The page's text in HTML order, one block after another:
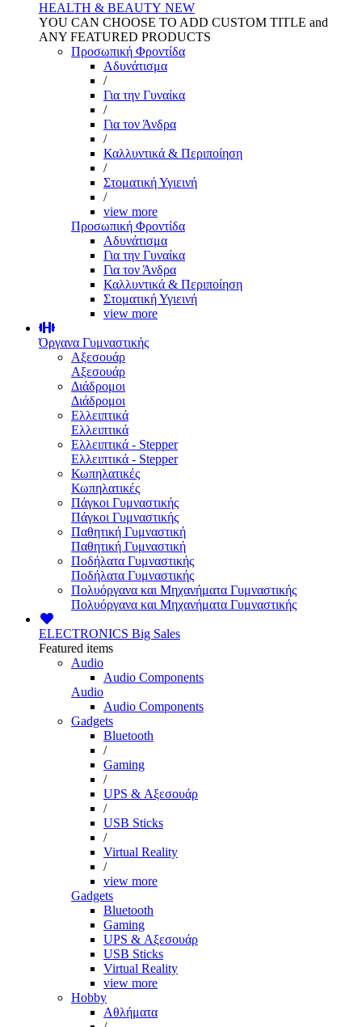
HEALTH & BEAUTY NEW
YOU CAN CHOOSE TO ADD CUSTOM TITLE and
ANY FEATURED PRODUCTS
Προσωπική Φροντίδα
Αδυνάτισμα
/
Για την Γυναίκα
/
Για τον Άνδρα
/
Καλλυντικά & Περιποίηση
/
Στοματική Υγιεινή
/
view more
Προσωπική Φροντίδα
Αδυνάτισμα
Για την Γυναίκα
Για τον Άνδρα
Καλλυντικά & Περιποίηση
Στοματική Υγιεινή
view more
Όργανα Γυμναστικής
Αξεσουάρ
Αξεσουάρ
Διάδρομοι
Διάδρομοι
Ελλειπτικά
Ελλειπτικά
Ελλειπτικά - Stepper
Ελλειπτικά - Stepper
Κωπηλατικές
Κωπηλατικές
Πάγκοι Γυμναστικής
Πάγκοι Γυμναστικής
Παθητική Γυμναστική
Παθητική Γυμναστική
Ποδήλατα Γυμναστικής
Ποδήλατα Γυμναστικής
Πολυόργανα και Μηχανήματα Γυμναστικής
Πολυόργανα και Μηχανήματα Γυμναστικής
ELECTRONICS Big Sales
Featured items
Audio
Audio Components
Audio
Audio Components
Gadgets
Bluetooth
/
Gaming
/
UPS & Αξεσουάρ
/
USB Sticks
/
Virtual Reality
/
view more
Gadgets
Bluetooth
Gaming
UPS & Αξεσουάρ
USB Sticks
Virtual Reality
view more
Hobby
Αθλήματα